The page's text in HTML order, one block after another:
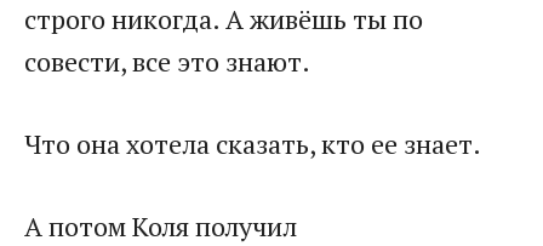
строго никогда. А живёшь ты по
совести, все это знают.
Что она хотела сказать, кто ее знает.
А потом Коля получил